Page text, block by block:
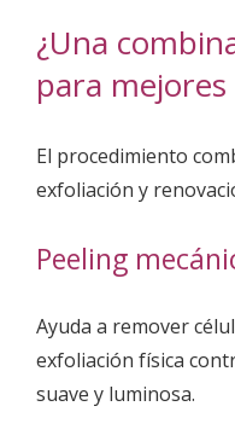
¿Una
para
El procedimiento
exfoliación y
Peeling
Ayuda a remover
exfoliación física
suave y luminosa.